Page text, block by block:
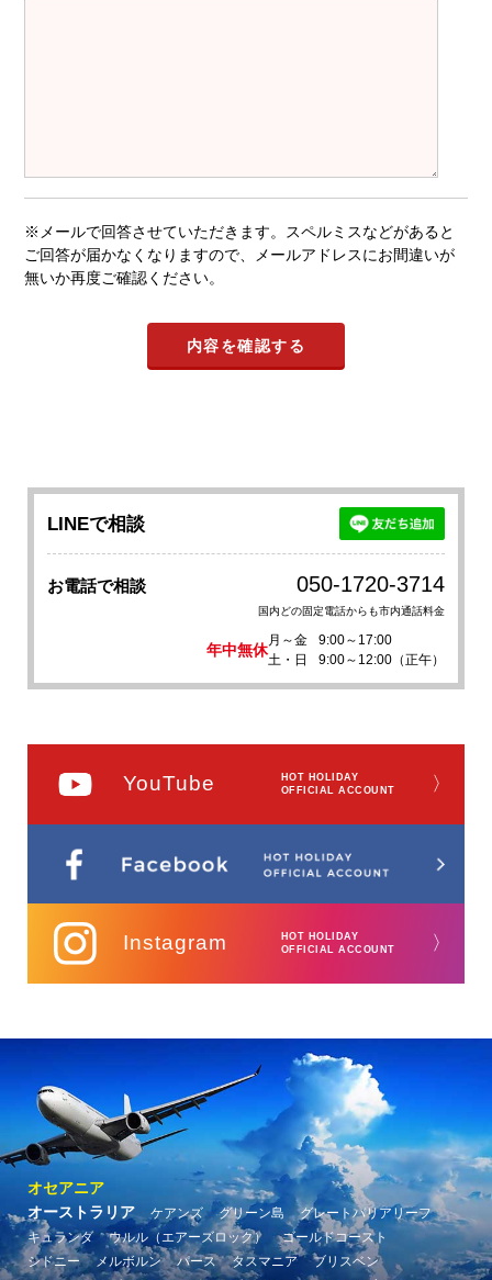
※メールで回答させていただきます。スペルミスなどがあると
ご回答が届かなくなりますので、メールアドレスにお間違いが
無いか再度ご確認ください。
LINEで相談
お電話で相談 050-1720-3714
国内どの固定電話からも市内通話料金
年中無休
月～金
9:00～17:00
土・日
9:00～12:00（正午）
YouTube
HOT HOLIDAY
OFFICIAL ACCOUNT
〉
Instagram
HOT HOLIDAY
OFFICIAL ACCOUNT
〉
オセアニア
オーストラリア
ケアンズ グリーン島
グレートバリアリーフ
キュランダ
ウルル（エアーズロック）
ゴールドコースト
シドニー
メルボルン パース タスマニア
ブリスベン